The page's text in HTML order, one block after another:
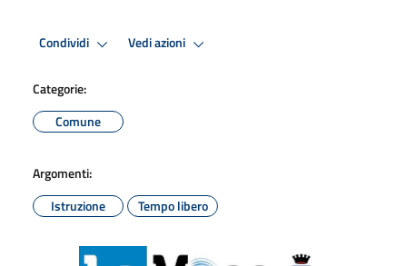
Condividi Vedi azioni
Categorie:
Comune
Argomenti:
Istruzione
Tempo libero